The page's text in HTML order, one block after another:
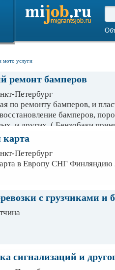
мото услуги
ремонт бамперов
Петербург
по ремонту бамперов, и
бамперов,
и других, ( Бензобаки
брызговиков,
фарах. Ремонт бамперов из
бамперов, капотов на
любой материал. Малярно-
покраска. Гарантия
несколько автосервисов.
осмотре. Запись на оценку и
карта
Петербург
в Европу СНГ
с грузчиками и
сигнализаций и